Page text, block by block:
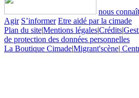
nous
Agir S’informer Etre aidé par la cimade
Plan du site|Mentions légales|Crédits|
de protection des données personnelles
La Boutique Cimade|Migrant'scène|